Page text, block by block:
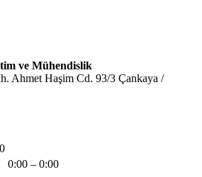
ve Mühendislik
Ahmet Haşim Cd. 93/3 Çankaya /
0:00 – 0:00